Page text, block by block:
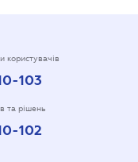
користувачів
103
та рішень
102